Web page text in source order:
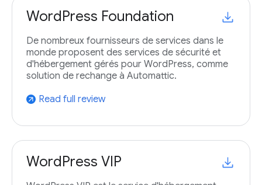
WordPress Foundation
De nombreux fournisseurs de services dans le
monde proposent des services de sécurité et
d'hébergement gérés pour WordPress, comme
solution de rechange à Automattic.
arrow_outward Read full review
WordPress VIP